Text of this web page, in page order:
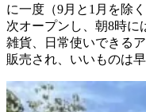
に一度（9月と1月を除
次オープンし、朝8時に
雑貨、日常使いできる
販売され、いいものは